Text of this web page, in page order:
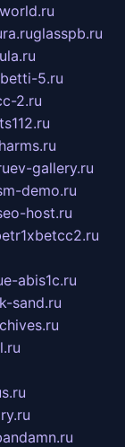
glasspb.ru
5.ru
2.ru
ev-gallery.ru
demo.ru
host.ru
e-abis1c.ru
sand.ru